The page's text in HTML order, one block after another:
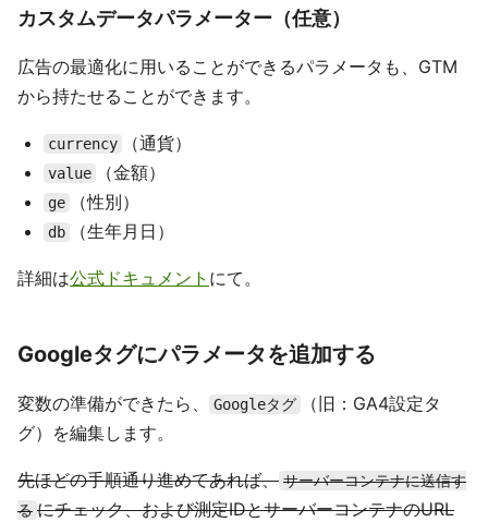
カスタムデータパラメーター（任意）
広告の最適化に用いることができるパラメータも、GTM
から持たせることができます。
currency （通貨）
value （金額）
ge （性別）
db （生年月日）
詳細は公式ドキュメント にて。
Googleタグにパラメータを追加する
変数の準備ができたら、 Googleタグ
（旧：GA4設定タ
グ）を編集します。
先ほどの手順通り進めてあれば、 サーバーコンテナに送信す
る にチェック、および測定IDとサーバーコンテナのURL